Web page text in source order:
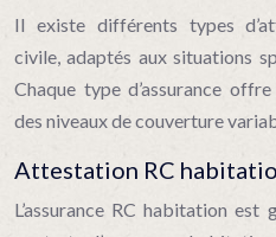
Il existe différents types
civile, adaptés aux situations
Chaque type d’assurance
des niveaux de couverture
Attestation RC
L’assurance RC habitation est